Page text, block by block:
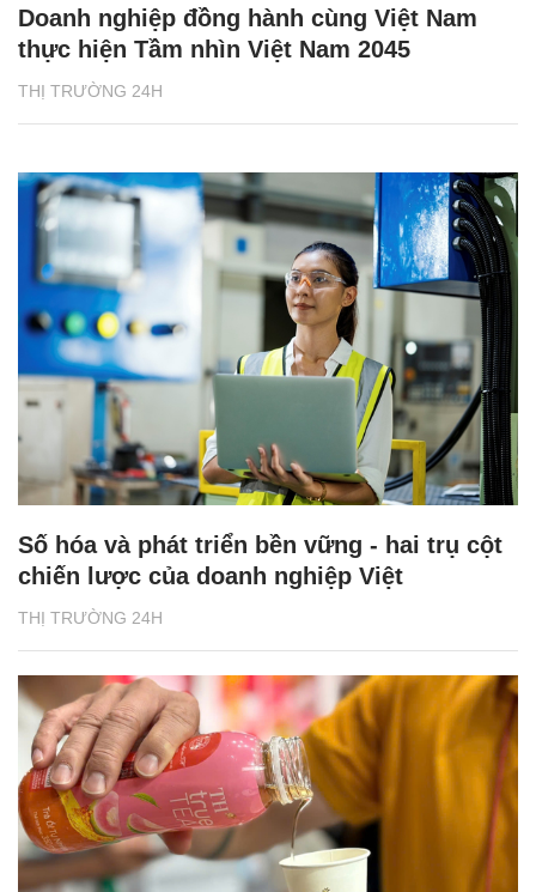
THỊ TRƯỜNG 24H
Doanh nghiệp đồng hành cùng Việt Nam
thực hiện Tầm nhìn Việt Nam 2045
THỊ TRƯỜNG 24H
Số hóa và phát triển bền vững - hai trụ cột
chiến lược của doanh nghiệp Việt